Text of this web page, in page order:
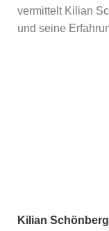
vermittelt Kilian
und seine
Kilian